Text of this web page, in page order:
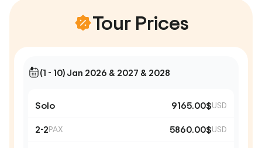
Tour Prices
(1 - 10) Jan 2026 & 2027 & 2028
Solo 9165.00$USD
2-2PAX 5860.00$USD